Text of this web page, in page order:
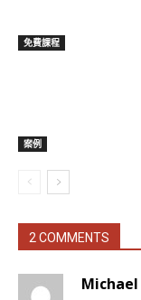
免費課程
案例
2 COMMENTS
Michael